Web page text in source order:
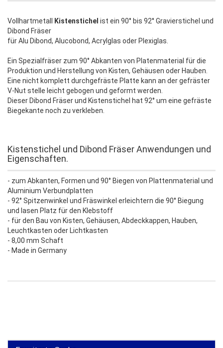
Vollhartmetall Kistenstichel ist ein 90° bis 92° Gravierstichel und
Dibond Fräser
für Alu Dibond, Alucobond, Acrylglas oder Plexiglas.
Ein Spezialfräser zum 90° Abkanten von Platenmaterial für die
Produktion und Herstellung von Kisten, Gehäusen oder Hauben.
Eine nicht komplett durchgefräste Platte kann an der gefräster
V-Nut stelle leicht gebogen und geformt werden.
Dieser Dibond Fräser und Kistenstichel hat 92° um eine gefräste
Biegekante noch zu verkleben.
Kistenstichel und Dibond Fräser Anwendungen und
Eigenschaften.
- zum Abkanten, Formen und 90° Biegen von Plattenmaterial und
Aluminium Verbundplatten
- 92° Spitzenwinkel und Fräswinkel erleichtern die 90° Biegung
und lasen Platz für den Klebstoff
- für den Bau von Kisten, Gehäusen, Abdeckkappen, Hauben,
Leuchtkasten oder Lichtkasten
- 8,00 mm Schaft
- Made in Germany